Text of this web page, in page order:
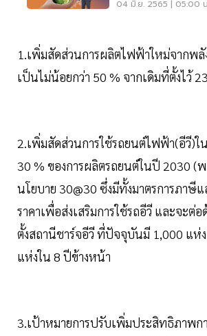
04 มิ.ย. 2565 | 05:00
1.เพิ่มสัดส่วนการผลิตไฟฟ้าใหม่จากพลั
เป็นไม่น้อยกว่า 50 % จากเดิมที่ตั้งไว้
2.เพิ่มสัดส่วนการใช้รถยนต์ไฟฟ้า(อีวี)ใ
30 % ของการผลิตรถยนต์ในปี 2030 (
นโยบาย 30@30 ซึ่งมีทั้งมาตรการภาษี
ราคาเพื่อส่งเสริมการใช้รถอีวี และจะต่อ
ตั้งสถานีชาร์จอีวี ที่ปัจจุบันมี 1,000 แห่
แห่งใน 8 ปีข้างหน้า
3.เป้าหมายการปรับเพิ่มประสิทธิภาพก